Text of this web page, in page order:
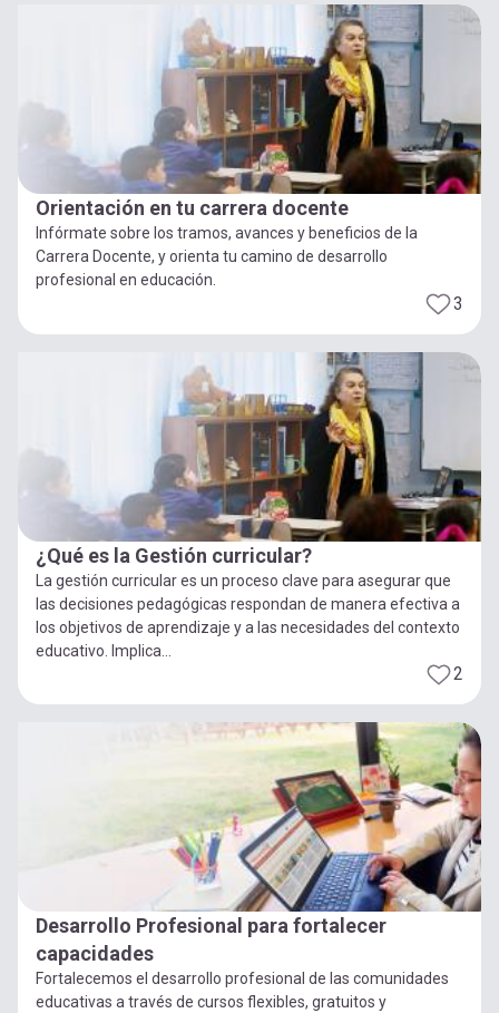
Orientación en tu carrera docente
Infórmate sobre los tramos, avances y beneficios de la
Carrera Docente, y orienta tu camino de desarrollo
profesional en educación.
3
¿Qué es la Gestión curricular?
La gestión curricular es un proceso clave para asegurar que
las decisiones pedagógicas respondan de manera efectiva a
los objetivos de aprendizaje y a las necesidades del contexto
educativo. Implica...
2
Desarrollo Profesional para fortalecer
capacidades
Fortalecemos el desarrollo profesional de las comunidades
educativas a través de cursos flexibles, gratuitos y